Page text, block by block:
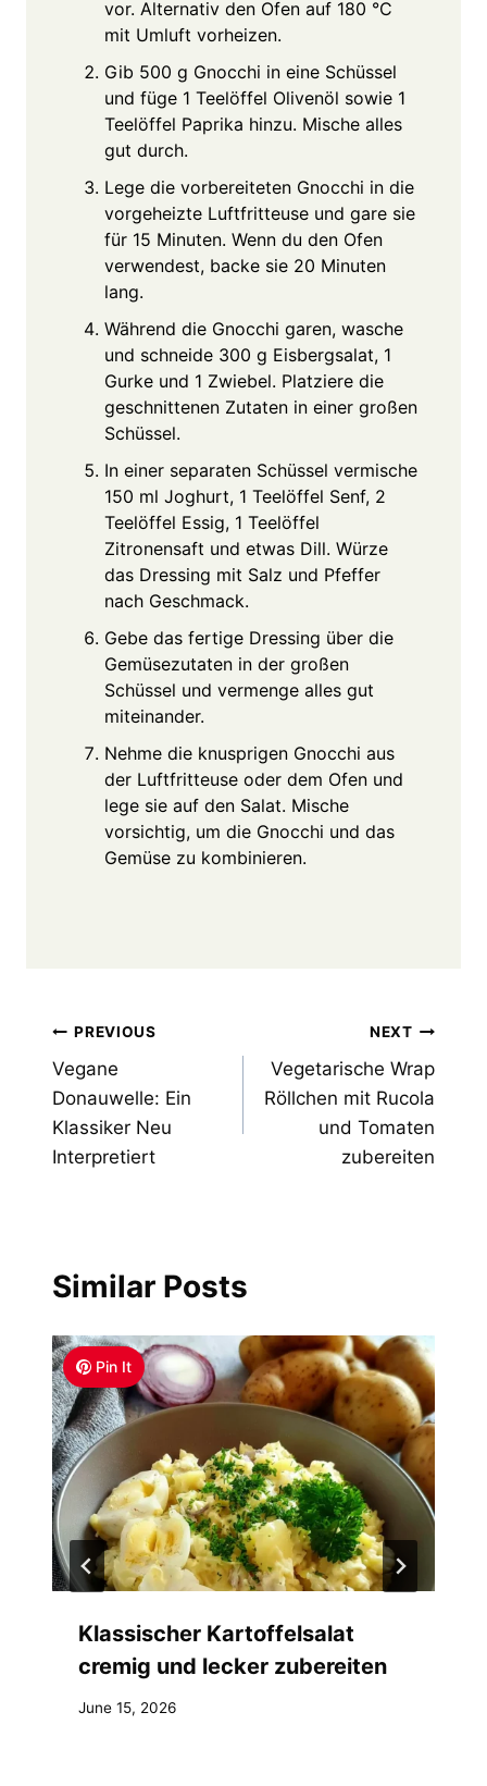
vor. Alternativ den Ofen auf 180 °C
mit Umluft vorheizen.
Gib 500 g Gnocchi in eine Schüssel
und füge 1 Teelöffel Olivenöl sowie 1
Teelöffel Paprika hinzu. Mische alles
gut durch.
Lege die vorbereiteten Gnocchi in die
vorgeheizte Luftfritteuse und gare sie
für 15 Minuten. Wenn du den Ofen
verwendest, backe sie 20 Minuten
lang.
Während die Gnocchi garen, wasche
und schneide 300 g Eisbergsalat, 1
Gurke und 1 Zwiebel. Platziere die
geschnittenen Zutaten in einer großen
Schüssel.
In einer separaten Schüssel vermische
150 ml Joghurt, 1 Teelöffel Senf, 2
Teelöffel Essig, 1 Teelöffel
Zitronensaft und etwas Dill. Würze
das Dressing mit Salz und Pfeffer
nach Geschmack.
Gebe das fertige Dressing über die
Gemüsezutaten in der großen
Schüssel und vermenge alles gut
miteinander.
Nehme die knusprigen Gnocchi aus
der Luftfritteuse oder dem Ofen und
lege sie auf den Salat. Mische
vorsichtig, um die Gnocchi und das
Gemüse zu kombinieren.
Post
navigation
PREVIOUS
Vegane
Donauwelle: Ein
Klassiker Neu
Interpretiert
NEXT
Vegetarische Wrap
Röllchen mit Rucola
und Tomaten
zubereiten
Similar Posts
Pin It
Klassischer Kartoffelsalat
cremig und lecker zubereiten
June 15, 2026